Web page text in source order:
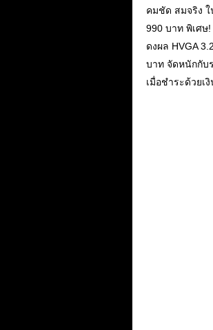
คมชัด สมจริง ใ
990 บาท พิเศษ
ดงผล HVGA
บาท จัดหนักกับ
เมื่อชำระด้วยเ